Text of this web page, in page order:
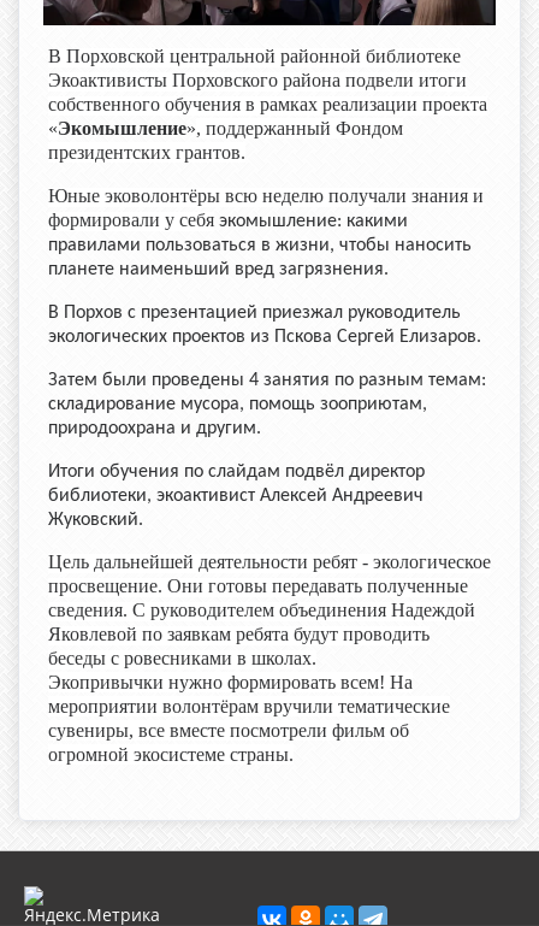
В Порховской центральной районной библиотеке
Экоактивисты Порховского района подвели итоги
собственного обучения в рамках реализации проекта
«Экомышление», поддержанный Фондом
президентских грантов.
Юные эковолонтёры всю неделю получали знания и
формировали у себя экомышление: какими
правилами пользоваться в жизни, чтобы наносить
планете наименьший вред загрязнения.
В Порхов с презентацией приезжал руководитель
экологических проектов из Пскова Сергей Елизаров.
Затем были проведены 4 занятия по разным темам:
складирование мусора, помощь зооприютам,
природоохрана и другим.
Итоги обучения по слайдам подвёл директор
библиотеки, экоактивист Алексей Андреевич
Жуковский.
Цель дальнейшей деятельности ребят - экологическое
просвещение. Они готовы передавать полученные
сведения. С руководителем объединения Надеждой
Яковлевой по заявкам ребята будут проводить
беседы с ровесниками в школах.
Экопривычки нужно формировать всем! На
мероприятии волонтёрам вручили тематические
сувениры, все вместе посмотрели фильм об
огромной экосистеме страны.